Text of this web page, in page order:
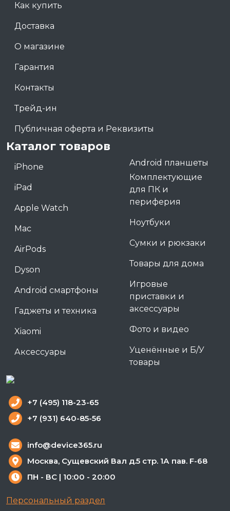
Как купить
Доставка
О магазине
Гарантия
Контакты
Трейд-ин
Публичная оферта и Реквизиты
Каталог товаров
iPhone
iPad
Apple Watch
Mac
AirPods
Dyson
Android смартфоны
Гаджеты и техника
Xiaomi
Аксессуары
Android планшеты
Комплектующие
для ПК и
периферия
Ноутбуки
Сумки и рюкзаки
Товары для дома
Игровые
приставки и
аксессуары
Фото и видео
Уценённые и Б/У
товары
+7 (495) 118-23-65
+7 (931) 640-85-56
info@device365.ru
Москва, Сущевский Вал д.5 стр. 1А пав. F-68
ПН - ВС | 10:00 - 20:00
Персональный раздел